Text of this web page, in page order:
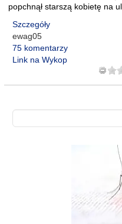
popchnął starszą kobietę na
Szczegóły
ewag05
75 komentarzy
Link na Wykop